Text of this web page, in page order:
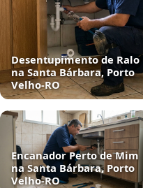
Desentupimento de Ralo
na Santa Bárbara, Porto
Velho‑RO
Encanador Perto de Mim
na Santa Bárbara, Porto
Velho‑RO